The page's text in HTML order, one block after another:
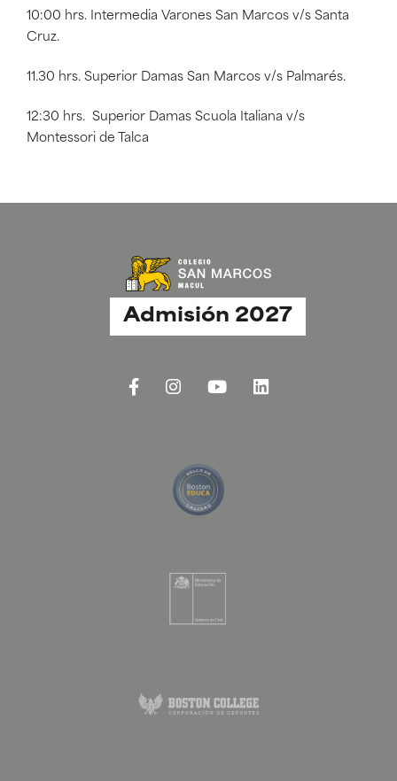
10:00 hrs. Intermedia Varones San Marcos v/s Santa
Cruz.
11.30 hrs. Superior Damas San Marcos v/s Palmarés.
12:30 hrs. Superior Damas Scuola Italiana v/s
Montessori de Talca
Admisión 2027